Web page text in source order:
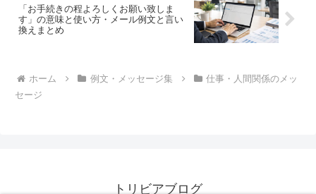
「お手続きの程よろしくお願い致しま
す」の意味と使い方・メール例文と言い
換えまとめ
ホーム 例文・メッセージ集
仕事・人間関係のメッ
セージ
トリビアブログ